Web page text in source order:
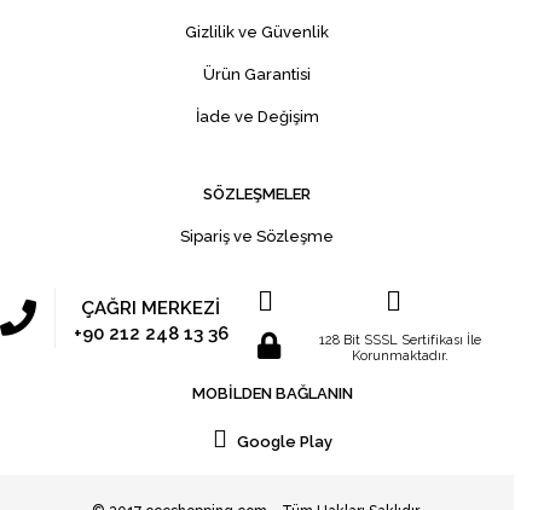
Gizlilik ve Güvenlik
Ürün Garantisi
İade ve Değişim
SÖZLEŞMELER
Sipariş ve Sözleşme
ÇAĞRI MERKEZİ
+90 212 248 13 36
128 Bit SSSL Sertifikası İle
Korunmaktadır.
MOBİLDEN BAĞLANIN
Google Play